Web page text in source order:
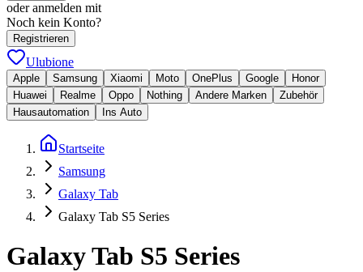
oder anmelden mit
Noch kein Konto?
Registrieren
Ulubione
Apple Samsung Xiaomi Moto OnePlus Google
Honor
Huawei
Realme Oppo Nothing Andere Marken
Zubehör
Hausautomation
Ins Auto
Startseite
Samsung
Galaxy Tab
Galaxy Tab S5 Series
Galaxy Tab S5 Series